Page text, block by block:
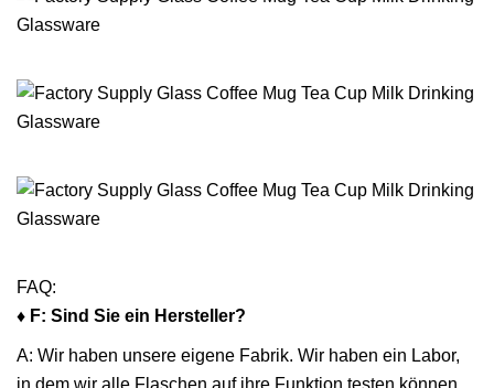
FAQ:
♦ F: Sind Sie ein Hersteller?
A: Wir haben unsere eigene Fabrik. Wir haben ein Labor,
in dem wir alle Flaschen auf ihre Funktion testen können,